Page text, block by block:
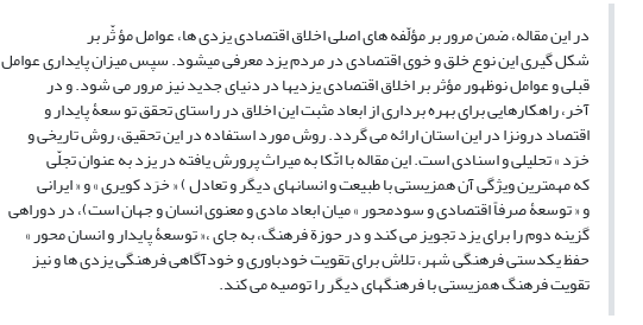
در این مقاله، ضمن مرور بر مؤلّفه های اصلی اخلاق اقتصادی یزدی ها، عوامل مؤ ثّر بر
شکل گیری این نوع خلق و خوی اقتصادی در مردم یزد معرفی میشود. سپس میزان پایداری عوامل
قبلی و عوامل نوظهور مؤثر بر اخلاق اقتصادی یزدیها در دنیای جدید نیز مرور می شود. و در
آخر، راهکارهایی برای بهره برداری از ابعاد مثبت این اخلاق در راستای تحقق تو سعۀ پایدار و
اقتصاد درونزا در این استان ارائه می گردد. روش مورد استفاده در این تحقیق، روش تاریخی و
خرَد » تحلیلی و اسنادی است. این مقاله با اتّکا به میراث پرورش یافته در یزد به عنوان تجلّی
که مهمترین ویژگی آن همزیستی با طبیعت و انسانهای دیگر و تعادل ) « خرَد کویری » و « ایرانی
و « توسعۀ صرفاً اقتصادی و سودمحور » میان ابعاد مادی و معنوی انسان و جهان است)، در دوراهی
گزینه دوم را برای یزد تجویز می کند و در حوزة فرهنگ، به جای ،« توسعۀ پایدار و انسان محور »
حفظ یکدستی فرهنگی شهر، تلاش برای تقویت خودباوری و خودآگاهی فرهنگی یزدی ها و نیز
تقویت فرهنگ همزیستی با فرهنگهای دیگر را توصیه می کند.